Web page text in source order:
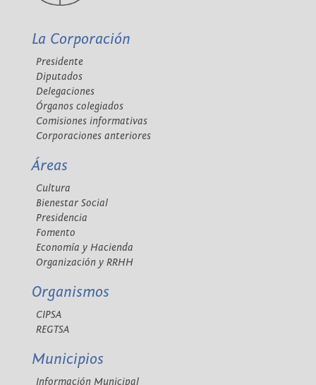
La Corporación
Presidente
Diputados
Delegaciones
Órganos colegiados
Comisiones informativas
Corporaciones anteriores
Áreas
Cultura
Bienestar Social
Presidencia
Fomento
Economía y Hacienda
Organización y RRHH
Organismos
CIPSA
REGTSA
Municipios
Información Municipal